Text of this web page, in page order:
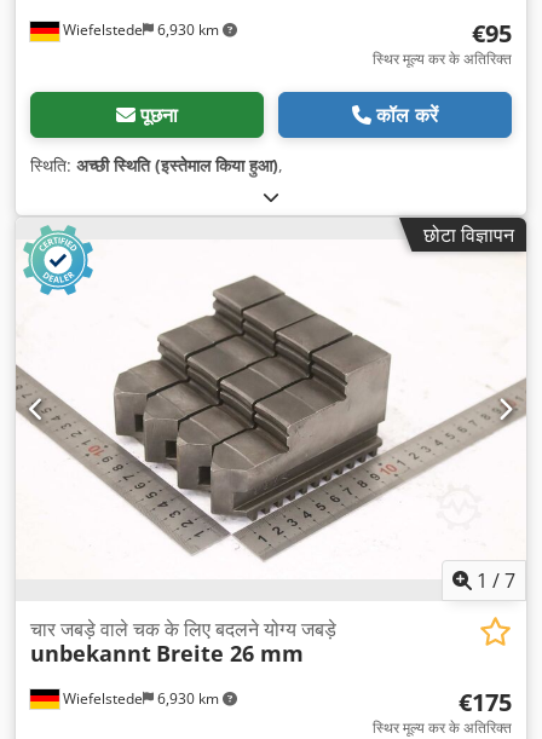
Wiefelstede 6,930 km €95
स्थिर मूल्य कर के अतिरिक्त
पूछना कॉल करें
स्थिति: अच्छी स्थिति (इस्तेमाल किया हुआ),
छोटा विज्ञापन
1 /7
Wiefelstede 6,930 km
चार जबड़े वाले चक के लिए बदलने योग्य जबड़े
unbekannt Breite 26 mm
€175
स्थिर मूल्य कर के अतिरिक्त